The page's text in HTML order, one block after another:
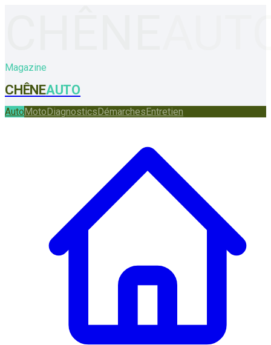
Magazine
CHÊNEAUTO
Auto Moto Diagnostics Démarches Entretien